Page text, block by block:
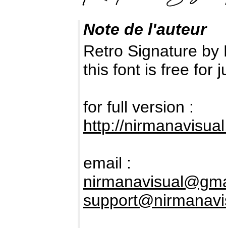
Note de l'auteur
Retro Signature by
this font is free for
for full version :
http://
email :